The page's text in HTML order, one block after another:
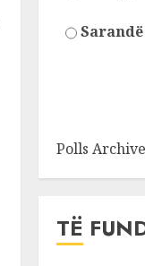
Sarandë
Polls Archive
TË